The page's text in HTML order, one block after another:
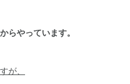
らやっています。
が、